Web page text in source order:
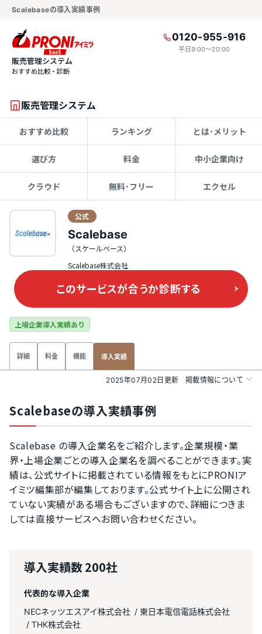
Scalebaseの導入実績事例
0120-955-916
平日9:00〜20:00
販売管理システム
おすすめ比較・診断
販売管理システム
おすすめ比較 ランキング とは･メリット
選び方 料金 中小企業向け
クラウド 無料･フリー エクセル
公式
Scalebase
（スケールベース）
Scalebase株式会社
このサービスが合うか診断する
上場企業導入実績あり
詳細 料金 機能 導入実績
2025年07月02日更新 掲載情報について
Scalebaseの導入実績事例
Scalebase の導入企業名をご紹介します。企業規模・業
界・上場企業ごとの導入企業名を調べることができます。実
績は、公式サイトに掲載されている情報をもとにPRONIア
イミツ編集部が編集しております。公式サイト上に公開され
ていない実績がある場合もございますので、詳細につきま
しては直接サービスへお問い合わせください。
導入実績数200社
代表的な導入企業
NECネッツエスアイ株式会社
東日本電信電話株式会社
THK株式会社